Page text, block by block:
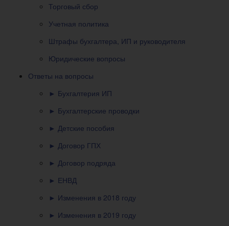
Торговый сбор
Учетная политика
Штрафы бухгалтера, ИП и руководителя
Юридические вопросы
Ответы на вопросы
► Бухгалтерия ИП
► Бухгалтерские проводки
► Детские пособия
► Договор ГПХ
► Договор подряда
► ЕНВД
► Изменения в 2018 году
► Изменения в 2019 году